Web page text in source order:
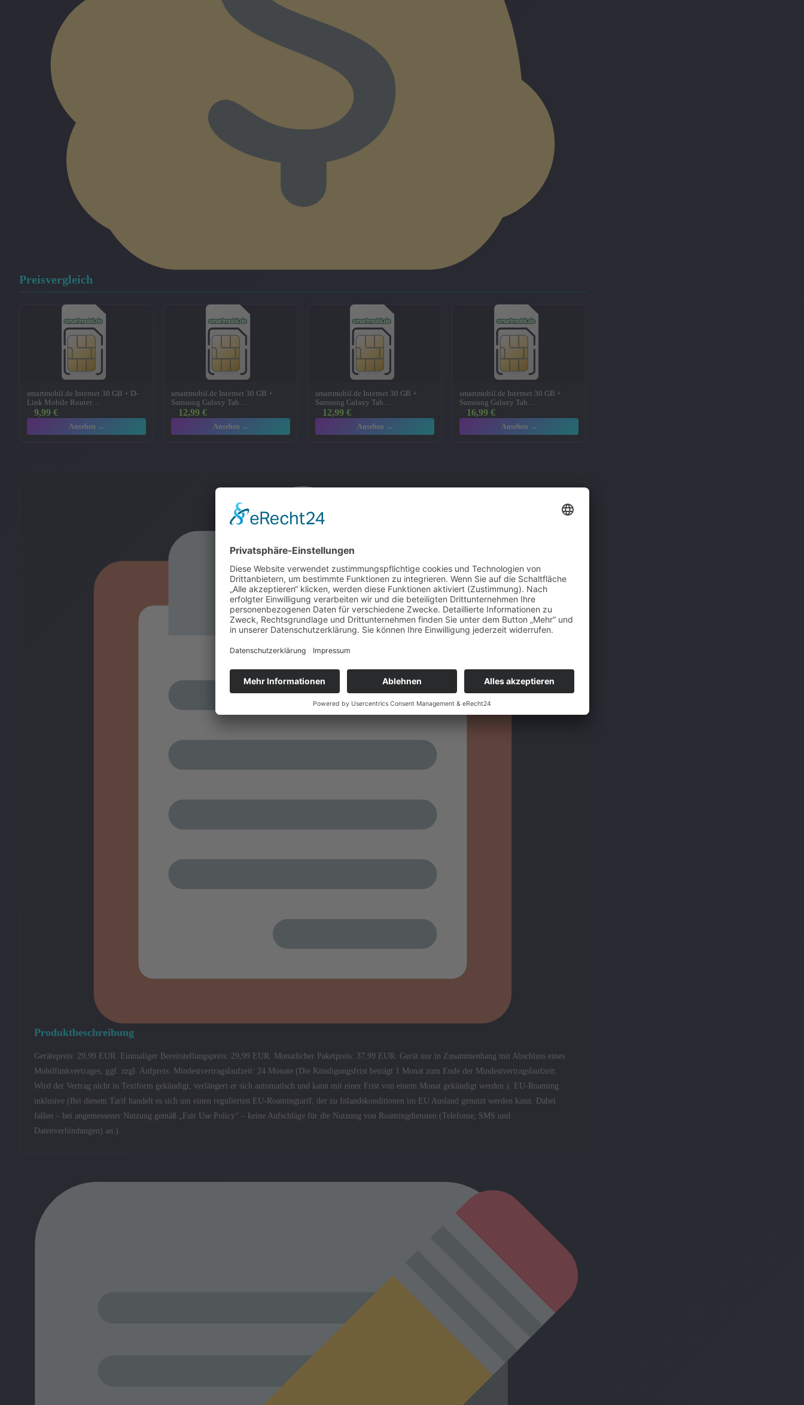
Preisvergleich
smartmobil.de Internet 30 GB + D-
Link Mobile Router…
9,99 €
Ansehen →
smartmobil.de Internet 30 GB +
Samsung Galaxy Tab…
12,99 €
Ansehen →
smartmobil.de Internet 30 GB +
Samsung Galaxy Tab…
12,99 €
Ansehen →
smartmobil.de Internet 30 GB +
Samsung Galaxy Tab…
16,99 €
Ansehen →
Produktbeschreibung
Gerätepreis: 29,99 EUR. Einmaliger Bereitstellungspreis: 29,99 EUR. Monatlicher Paketpreis: 37,99 EUR. Gerät nur in Zusammenhang mit Abschluss eines
Mobilfunkvertrages, ggf. zzgl. Aufpreis. Mindestvertragslaufzeit: 24 Monate (Die Kündigungsfrist beträgt 1 Monat zum Ende der Mindestvertragslaufzeit.
Wird der Vertrag nicht in Textform gekündigt, verlängert er sich automatisch und kann mit einer Frist von einem Monat gekündigt werden.). EU-Roaming
inklusive (Bei diesem Tarif handelt es sich um einen regulierten EU-Roamingtarif, der zu Inlandskonditionen im EU Ausland genutzt werden kann. Dabei
fallen – bei angemessener Nutzung gemäß „Fair Use Policy“ – keine Aufschläge für die Nutzung von Roamingdiensten (Telefonie, SMS und
Datenverbindungen) an.).